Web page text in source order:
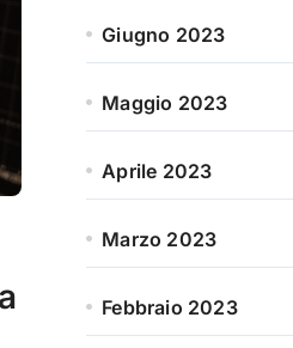
Giugno 2023
Maggio 2023
Aprile 2023
Marzo 2023
Febbraio 2023